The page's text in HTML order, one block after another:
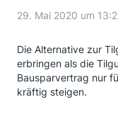
29. Mai 2020 um
Die Alternative zur
erbringen als die
Bausparvertrag nur
kräftig steigen.